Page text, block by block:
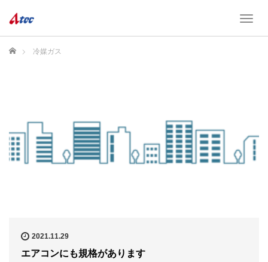
T
g
ホーム 冷媒ガス
2021.11.29
エアコンにも規格があります